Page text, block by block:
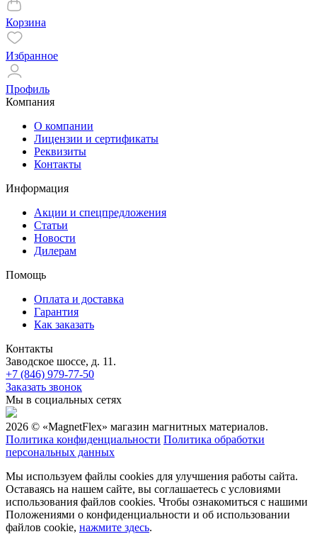
Корзина
Избранное
Профиль
Компания
О компании
Лицензии и сертификаты
Реквизиты
Контакты
Информация
Акции и спецпредложения
Статьи
Новости
Дилерам
Помощь
Оплата и доставка
Гарантия
Как заказать
Контакты
Заводское шоссе, д. 11.
+7 (846) 979-77-50
Заказать звонок
Мы в социальных сетях
2026 © «MagnetFlex» магазин магнитных материалов.
Политика конфиденциальности Политика обработки
персональных данных
Мы используем файлы cookies для улучшения работы сайта.
Оставаясь на нашем сайте, вы соглашаетесь с условиями
использования файлов cookies. Чтобы ознакомиться с нашими
Положениями о конфиденциальности и об использовании
файлов cookie, нажмите здесь.